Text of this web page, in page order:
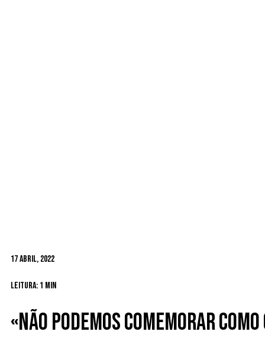
17 Abril, 2022
Leitura: 1 min
«Não podemos comemorar